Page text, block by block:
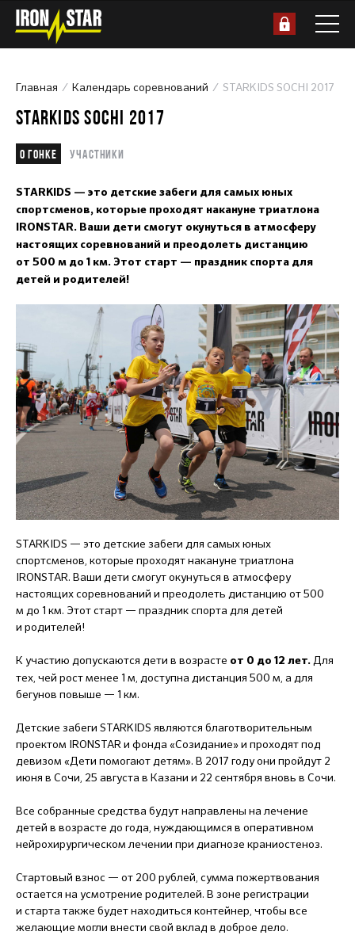
Главная Календарь соревнований STARKIDS SOCHI 2017
STARKIDS SOCHI 2017
О гонке Участники
STARKIDS — это детские забеги для самых юных
спортсменов, которые проходят накануне триатлона
IRONSTAR. Ваши дети смогут окунуться в атмосферу
настоящих соревнований и преодолеть дистанцию
от 500 м до 1 км. Этот старт — праздник спорта для
детей и родителей!
STARKIDS — это детские забеги для самых юных
спортсменов, которые проходят накануне триатлона
IRONSTAR. Ваши дети смогут окунуться в атмосферу
настоящих соревнований и преодолеть дистанцию от 500
м до 1 км. Этот старт — праздник спорта для детей
и родителей!
К участию допускаются дети в возрасте от 0 до 12 лет. Для
тех, чей рост менее 1 м, доступна дистанция 500 м, а для
бегунов повыше — 1 км.
Детские забеги STARKIDS являются благотворительным
проектом IRONSTAR и фонда «Созидание» и проходят под
девизом «Дети помогают детям». В 2017 году они пройдут 2
июня в Сочи, 25 августа в Казани и 22 сентября вновь в Сочи.
Все собранные средства будут направлены на лечение
детей в возрасте до года, нуждающимся в оперативном
нейрохирургическом лечении при диагнозе краниостеноз.
Стартовый взнос — от 200 рублей, сумма пожертвования
остается на усмотрение родителей. В зоне регистрации
и старта также будет находиться контейнер, чтобы все
желающие могли внести свой вклад в доброе дело.